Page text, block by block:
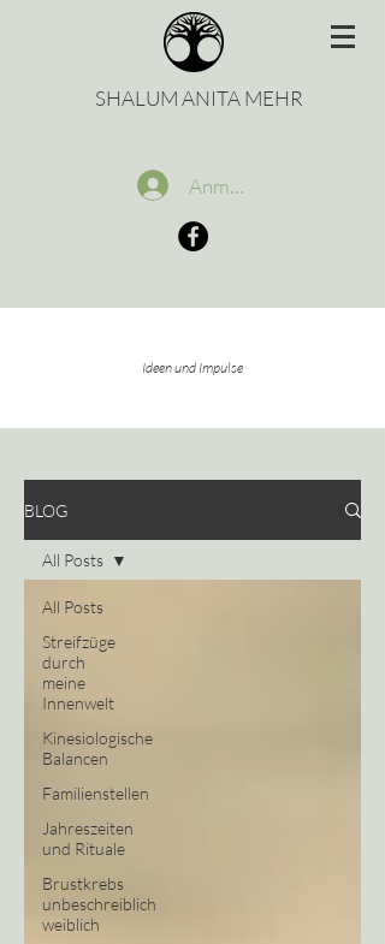
SHALUM ANITA MEHR
Anmelden
Ideen und Impulse
BLOG
All Posts
Streifzüge
durch
meine
Innenwelt
Kinesiologische
Balancen
Familienstellen
Jahreszeiten
und Rituale
Brustkrebs
unbeschreiblich
weiblich
All Posts